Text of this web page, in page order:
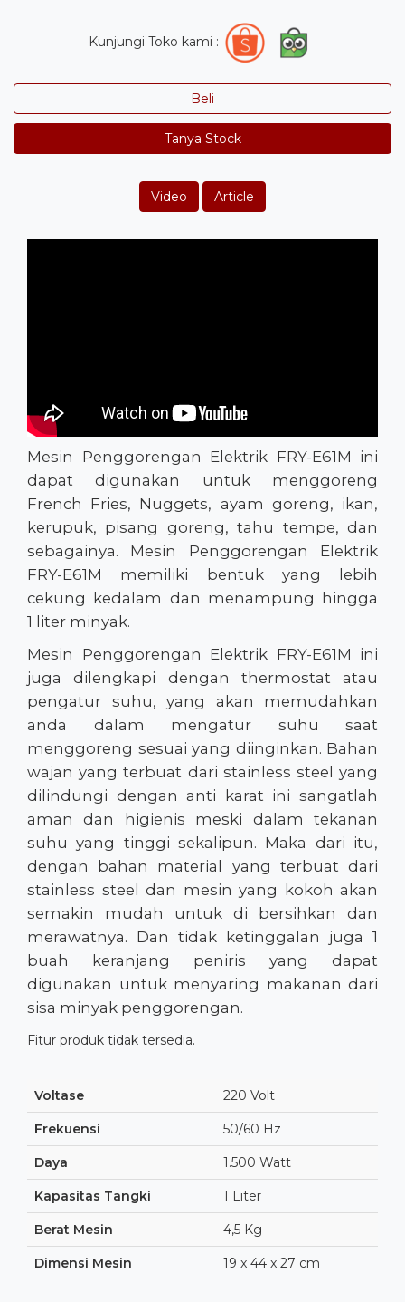
Kunjungi Toko kami :
Beli
Tanya Stock
Video Article
Mesin Penggorengan Elektrik FRY-E61M ini
dapat digunakan untuk menggoreng
French Fries, Nuggets, ayam goreng, ikan,
kerupuk, pisang goreng, tahu tempe, dan
sebagainya. Mesin Penggorengan Elektrik
FRY-E61M memiliki bentuk yang lebih
cekung kedalam dan menampung hingga
1 liter minyak.
Mesin Penggorengan Elektrik FRY-E61M ini
juga dilengkapi dengan thermostat atau
pengatur suhu, yang akan memudahkan
anda dalam mengatur suhu saat
menggoreng sesuai yang diinginkan. Bahan
wajan yang terbuat dari stainless steel yang
dilindungi dengan anti karat ini sangatlah
aman dan higienis meski dalam tekanan
suhu yang tinggi sekalipun. Maka dari itu,
dengan bahan material yang terbuat dari
stainless steel dan mesin yang kokoh akan
semakin mudah untuk di bersihkan dan
merawatnya. Dan tidak ketinggalan juga 1
buah keranjang peniris yang dapat
digunakan untuk menyaring makanan dari
sisa minyak penggorengan.
Fitur produk tidak tersedia.
Voltase 220 Volt
Frekuensi 50/60 Hz
Daya 1.500 Watt
Kapasitas Tangki 1 Liter
Berat Mesin 4,5 Kg
Dimensi Mesin 19 x 44 x 27 cm